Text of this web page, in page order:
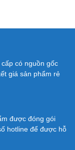
có nguồn gốc
giá sản phẩm rẻ
được đóng gói
hotline để được hỗ